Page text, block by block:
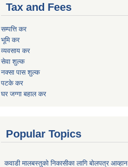
Tax and Fees
सम्पत्ति कर
भूमि कर
व्यवसाय कर
सेवा शुल्क
नक्सा पास शुल्क
पटके कर
घर जग्गा बहाल कर
Popular Topics
कवाडी मालबस्तुकाे निकासीका लागि बाेलपत्र आव्हान